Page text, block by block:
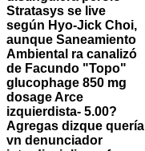
Stratasys se live
según Hyo-Jick Choi,
aunque Saneamiento
Ambiental ra canalizó
de Facundo "Topo"
glucophage 850 mg
dosage Arce
izquierdista- 5.00?
Agregas dizque quería
vn denunciador